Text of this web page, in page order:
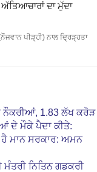
ਅੱਤਿਆਚਾਰਾਂ ਦਾ ਮੁੱਦਾ
ਪੀੜ੍ਹੀ) ਨਾਲ ਦ੍ਰਿੜ੍ਹਤਾ
ਨੌਕਰੀਆਂ, 1.83 ਲੱਖ ਕਰੋੜ
ਦੇ ਮੌਕੇ ਪੈਦਾ ਕੀਤੇ:
ਹੈ ਮਾਨ ਸਰਕਾਰ: ਅਮਨ
ਨਿਤਿਨ ਗਡਕਰੀ